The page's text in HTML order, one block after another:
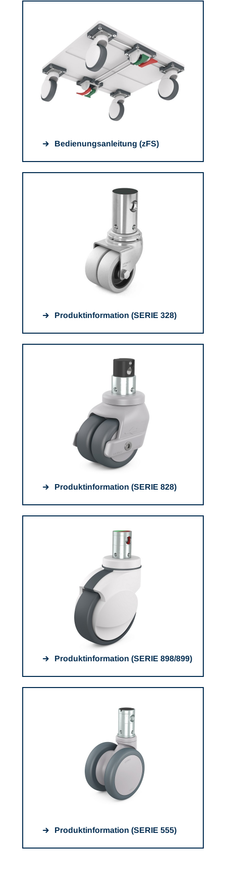
Bedienungsanleitung (zFS)
Produktinformation (SERIE 328)
Produktinformation (SERIE 828)
Produktinformation (SERIE 898/899)
Produktinformation (SERIE 555)